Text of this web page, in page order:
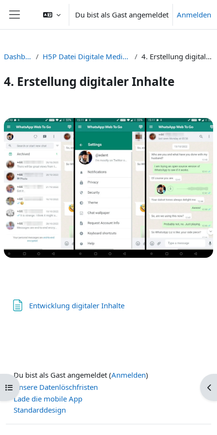
Website-Übersicht
Du bist als Gast angemeldet Anmelden
Kursindex öffnen
Dashboard H5P Datei Digitale Medien erstellen 4. Erstellung digitaler Inhalte
4. Erstellung digitaler Inhalte
Entwicklung digitaler InhalteTextseite
Du bist als Gast angemeldet (Anmelden)
Unsere Datenlöschfristen
Lade die mobile App
Standarddesign